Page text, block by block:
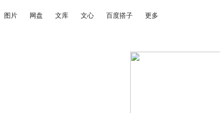
图片 网盘 文库 文心 百度搭子 更多